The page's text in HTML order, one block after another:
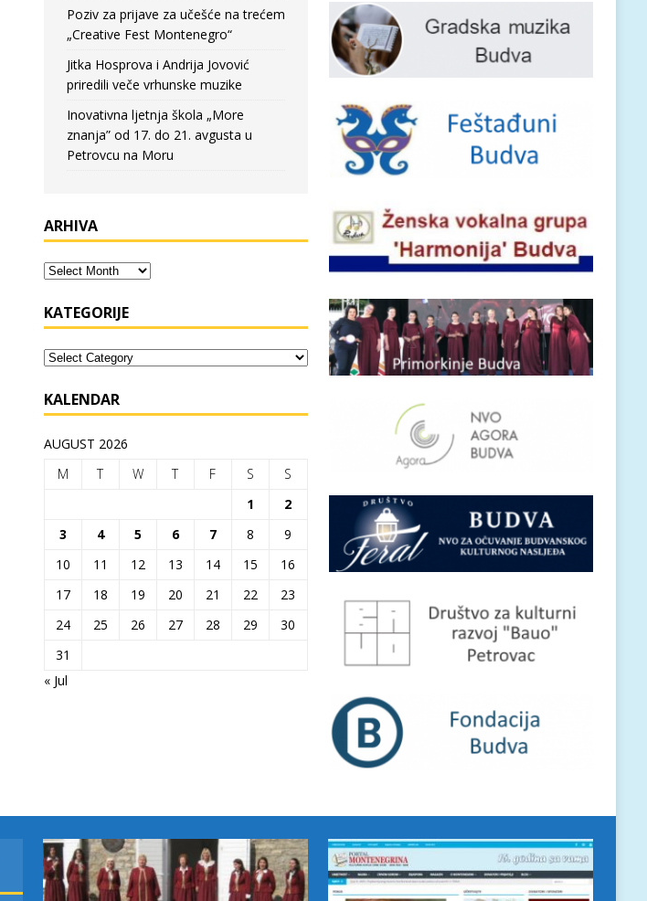
Poziv za prijave za učešće na trećem
„Creative Fest Montenegro“
Jitka Hosprova i Andrija Jovović
priredili veče vrhunske muzike
Inovativna ljetnja škola „More
znanja” od 17. do 21. avgusta u
Petrovcu na Moru
ARHIVA
KATEGORIJE
KALENDAR
AUGUST 2026
M
T W T F S
S
1
2
3
4 5 6 7 8
9
10
11 12 13 14 15
16
17
18 19 20 21 22
23
24
25 26 27 28 29
30
31
« Jul